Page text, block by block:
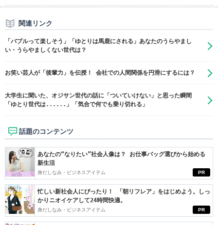
関連リンク
「バブルって楽しそう」「ゆとりは馬鹿にされる」あなたのうらやまし
い・うらやましくない世代は？
お笑い芸人が「後輩力」を伝授！ 会社での人間関係を円滑にするには？
大学生に聞いた、オジサン世代の話に「ついていけない」と思った瞬間
「ゆとり世代は......」「気合で何でも乗り切れる」
話題のコンテンツ
PR
あなたの“なりたい”社会人像は？ お仕事バッグ選びから始める
新生活
身だしなみ・ビジネスアイテム
PR
忙しい新社会人にぴったり！ 「朝リフレア」をはじめよう。しっ
かりニオイケアして24時間快適。
身だしなみ・ビジネスアイテム